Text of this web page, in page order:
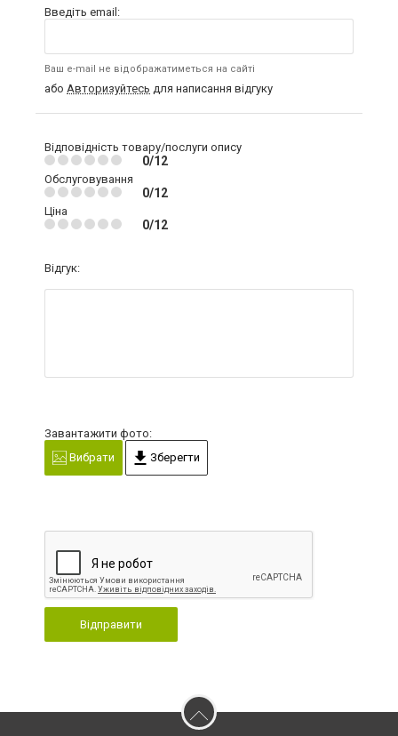
Введіть email:
Ваш e-mail не відображатиметься на сайті
або Авторизуйтесь для написання відгуку
Відповідність товару/послуги опису
0/12
Обслуговування
0/12
Ціна
0/12
Відгук:
Завантажити фото:
Вибрати
Зберегти
Відправити